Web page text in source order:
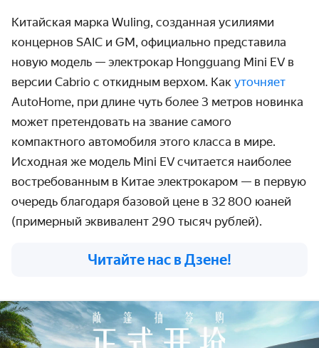
Китайская марка Wuling, созданная усилиями
концернов SAIC и GM, официально представила
новую модель — электрокар Hongguang Mini EV в
версии Cabrio с откидным верхом. Как уточняет
AutoHome, при длине чуть более 3 метров новинка
может претендовать на звание самого
компактного автомобиля этого класса в мире.
Исходная же модель Mini EV считается наиболее
востребованным в Китае электрокаром — в первую
очередь благодаря базовой цене в 32 800 юаней
(примерный эквивалент 290 тысяч рублей).
Читайте нас в Дзене!